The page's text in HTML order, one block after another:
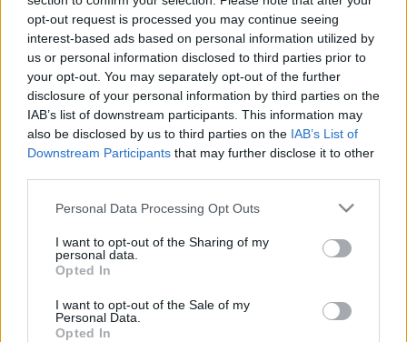
opt-out request is processed you may continue seeing
interest-based ads based on personal information utilized by
us or personal information disclosed to third parties prior to
your opt-out. You may separately opt-out of the further
disclosure of your personal information by third parties on the
IAB’s list of downstream participants. This information may
also be disclosed by us to third parties on the IAB’s List of
Downstream Participants that may further disclose it to other
Please note that this website/app uses one or more Google
not limited to your visit or usage behaviour. You may click to
grant or deny consent to Google and its third-party tags to
use your data for below specified purposes in below Google
consent section.
Personal Data Processing Opt Outs
I want to opt-out of the Sharing of my
personal data.
Opted In
I want to opt-out of the Sale of my
Personal Data.
Opted In